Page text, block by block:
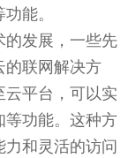
能。
的发展，一些先
的联网解决方
云平台，可以实
等功能。这种方
力和灵活的访问